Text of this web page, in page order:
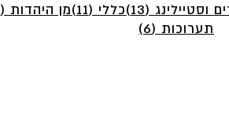
וסטיילינג (13) כללי (11) מן היהדות (4)
תערוכות (6)